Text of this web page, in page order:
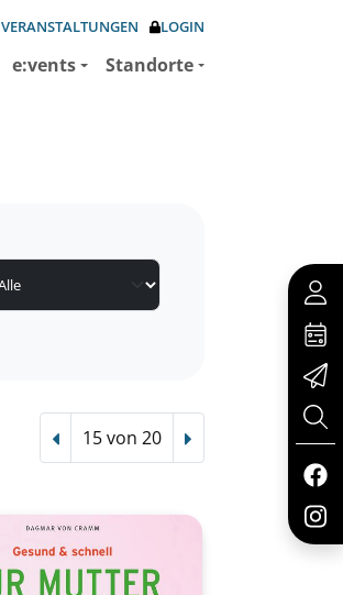
VERANSTALTUNGEN LOGIN
e:vents Standorte
Vorheriger Treffer
15 von 20 Nächster Treffer